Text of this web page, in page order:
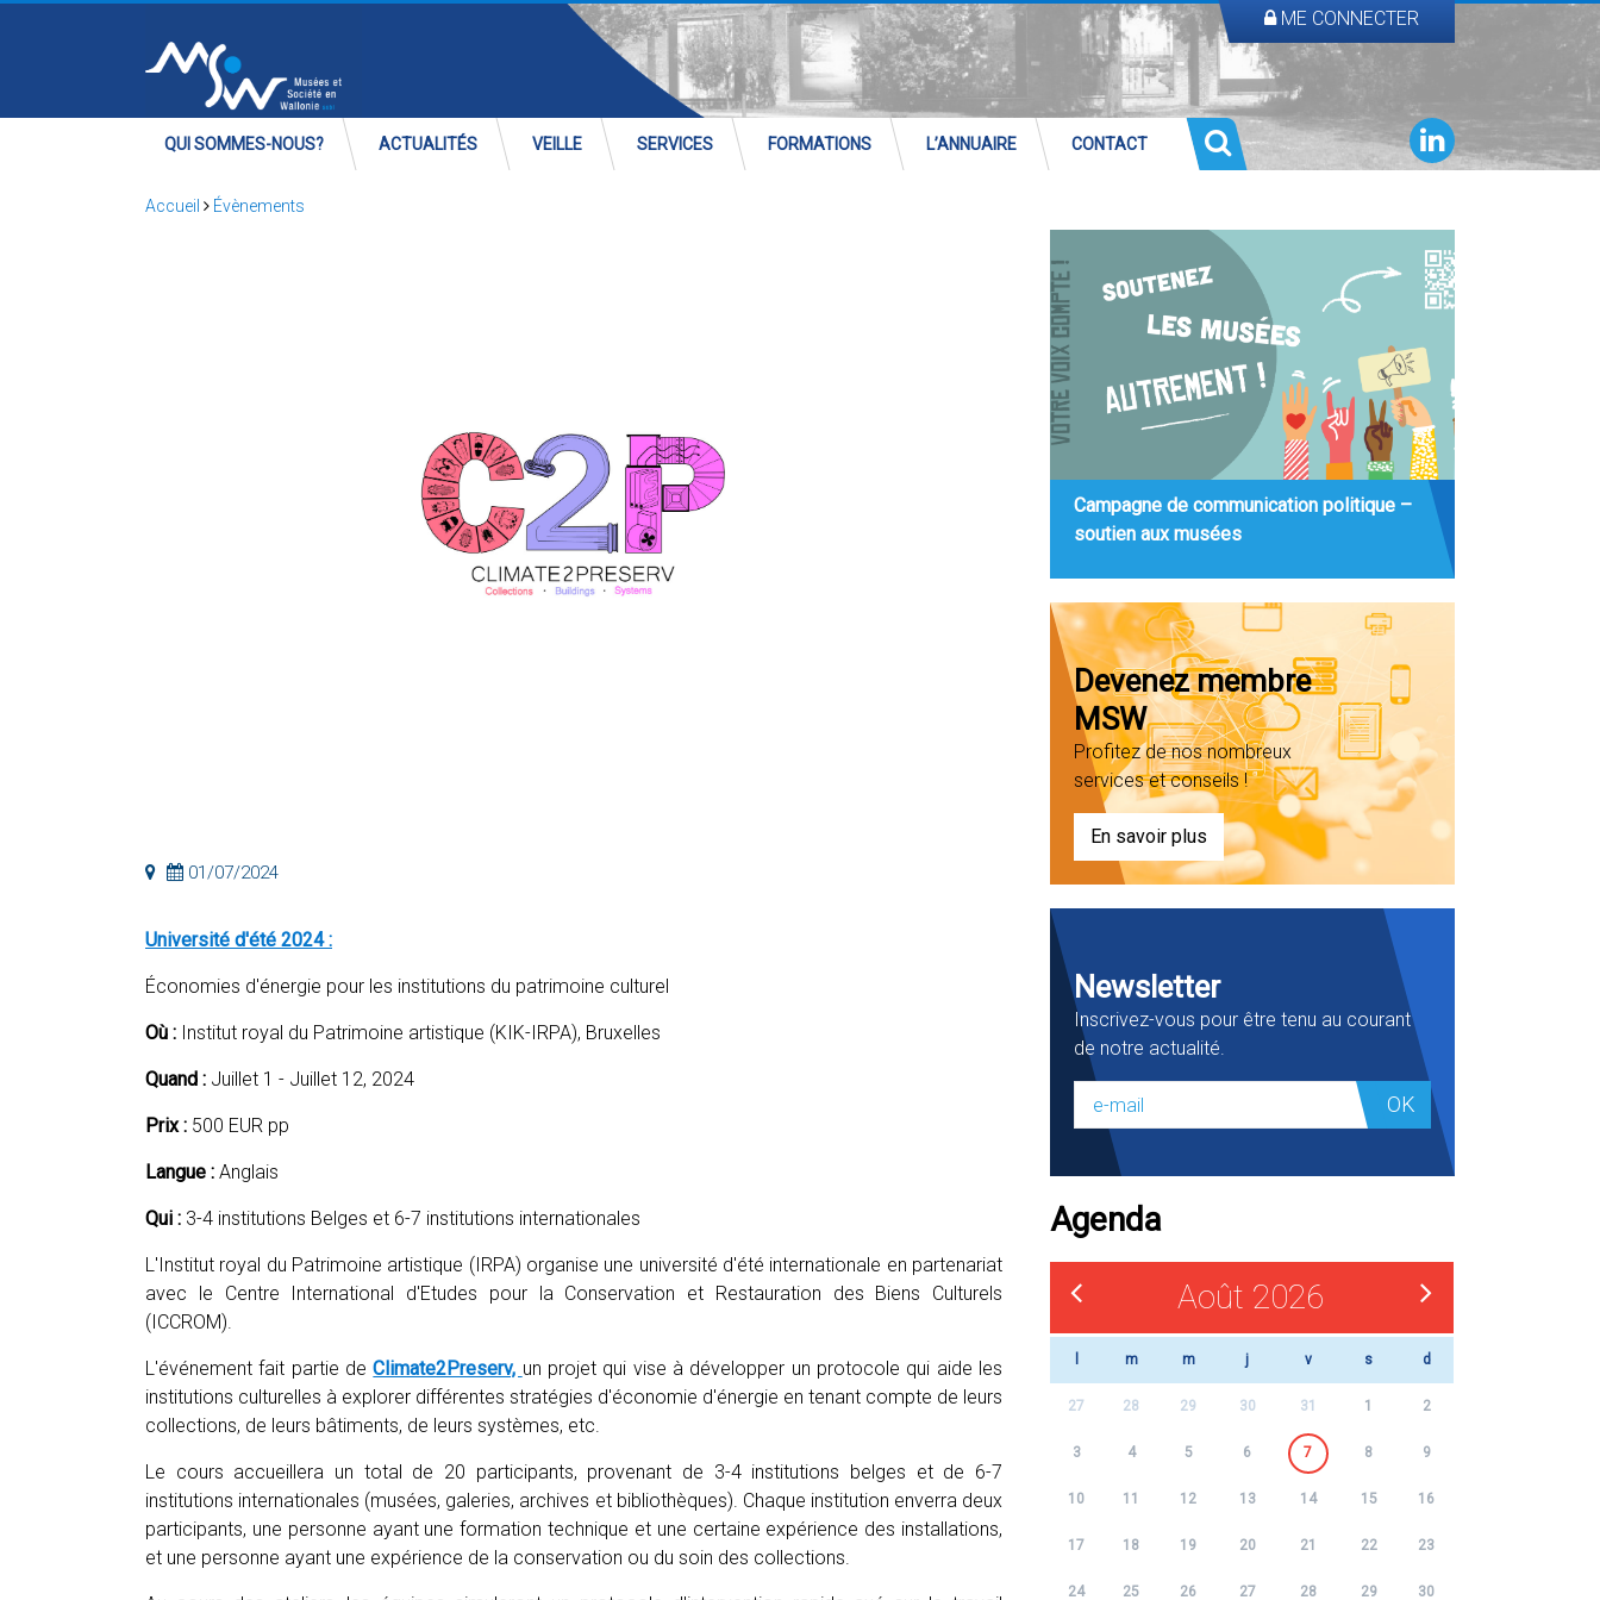
ME CONNECTER
QUI SOMMES-NOUS? ACTUALITÉS VEILLE SERVICES FORMATIONS L’ANNUAIRE CONTACT
Accueil Évènements
01/07/2024
Université d'été 2024 :
Économies d'énergie pour les institutions du patrimoine culturel
Où : Institut royal du Patrimoine artistique (KIK-IRPA), Bruxelles
Quand : Juillet 1 - Juillet 12, 2024
Prix : 500 EUR pp
Langue : Anglais
Qui : 3-4 institutions Belges et 6-7 institutions internationales
L'Institut royal du Patrimoine artistique (IRPA) organise une université d'été internationale en partenariat
avec le Centre International d'Etudes pour la Conservation et Restauration des Biens Culturels
(ICCROM).
L'événement fait partie deClimate2Preserv, un projet qui vise à développer un protocole qui aide les
institutions culturelles à explorer différentes stratégies d'économie d'énergie en tenant compte de leurs
collections, de leurs bâtiments, de leurs systèmes, etc.
Le cours accueillera un total de 20 participants, provenant de 3-4 institutions belges et de 6-7
institutions internationales (musées, galeries, archives et bibliothèques). Chaque institution enverra deux
participants, une personne ayant une formation technique et une certaine expérience des installations,
et une personne ayant une expérience de la conservation ou du soin des collections.
Campagne de communication politique –
soutien aux musées
Devenez membre
MSW
Profitez de nos nombreux
services et conseils !
En savoir plus
Newsletter
Inscrivez-vous pour être tenu au courant
de notre actualité.
OK
Agenda
Août 2026
m m j v s d
27 28 29 30 31 1 2
3 4 5 6 7 8 9
10 11 12 13 14 15 16
17 18 19 20 21 22 23
24 25 26 27 28 29 30